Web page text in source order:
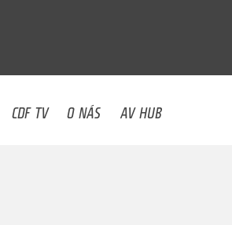
CDF TV O NÁS AV HUB